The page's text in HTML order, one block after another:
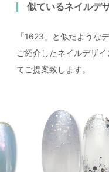
似ているネイルデ
「1623」と似たような
ご紹介したネイルデザ
てご提案致します。